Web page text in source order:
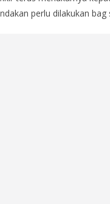
perlu dilakukan bag